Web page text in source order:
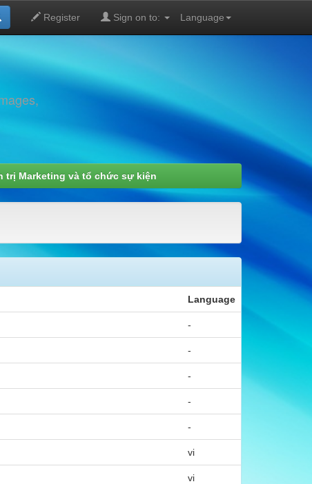
Language
Register Sign on to:
trị Marketing và tổ chức sự kiện
Language
-
-
-
-
-
vi
vi